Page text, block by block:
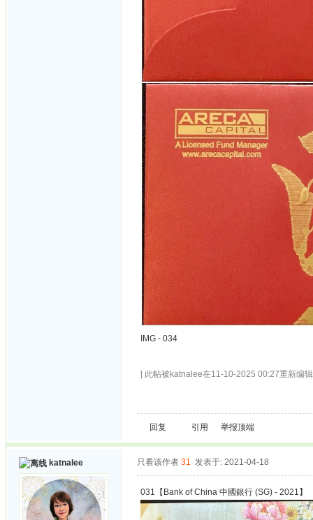
IMG - 034
[ 此帖被katnalee在11-10-2025 00:27重新编
回复 引用 举报顶端
katnalee 只看该作者 31 发表于: 2021-04-18
031【Bank of China 中國銀行 (SG) - 2021】